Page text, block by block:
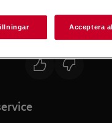
till höger här på
här artikeln till
Acceptera